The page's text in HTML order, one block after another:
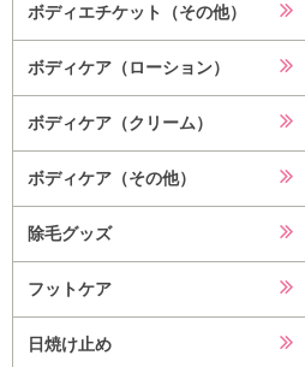
ボディエチケット（その他）
ボディケア（ローション）
ボディケア（クリーム）
ボディケア（その他）
除毛グッズ
フットケア
日焼け止め